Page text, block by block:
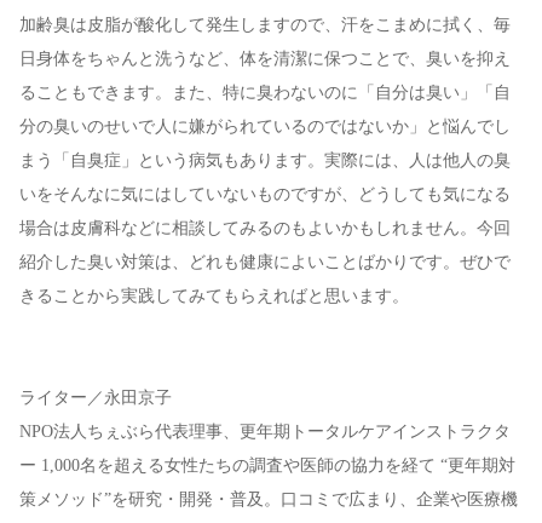
加齢臭は皮脂が酸化して発生しますので、汗をこまめに拭く、毎
日身体をちゃんと洗うなど、体を清潔に保つことで、臭いを抑え
ることもできます。また、特に臭わないのに「自分は臭い」「自
分の臭いのせいで人に嫌がられているのではないか」と悩んでし
まう「自臭症」という病気もあります。実際には、人は他人の臭
いをそんなに気にはしていないものですが、どうしても気になる
場合は皮膚科などに相談してみるのもよいかもしれません。今回
紹介した臭い対策は、どれも健康によいことばかりです。ぜひで
きることから実践してみてもらえればと思います。
ライター／永田京子
NPO法人ちぇぶら代表理事、更年期トータルケアインストラクタ
ー 1,000名を超える女性たちの調査や医師の協力を経て “更年期対
策メソッド”を研究・開発・普及。口コミで広まり、企業や医療機